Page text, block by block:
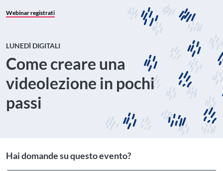
Webinar registrati
LUNEDÌ DIGITALI
Come creare una
videolezione in pochi
passi
Hai domande su questo evento?